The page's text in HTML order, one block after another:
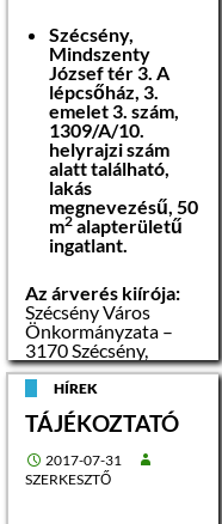
Szécsény,
Mindszenty
József tér 3. A
lépcsőház, 3.
emelet 3. szám,
1309/A/10.
helyrajzi szám
alatt található,
lakás
megnevezésű, 50
m2 alapterületű
ingatlant.
Az árverés kiírója:
Szécsény Város
Önkormányzata –
3170 Szécsény,
Rákóczi út 84.
Az árverési
hirdetmény
kifüggesztésének
napja:
HÍREK
TÁJÉKOZTATÓ
2017-07-31
SZERKESZTŐ